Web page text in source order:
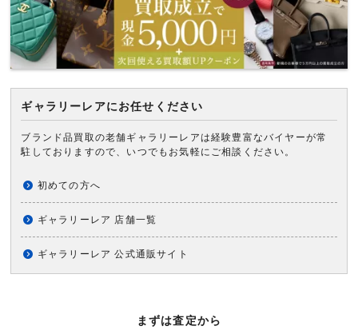
ギャラリーレアにお任せください
ブランド品買取の老舗ギャラリーレアは経験豊富なバイヤーが常
駐しておりますので、いつでもお気軽にご相談ください。
初めての方へ
ギャラリーレア 店舗一覧
ギャラリーレア 公式通販サイト
まずは査定から